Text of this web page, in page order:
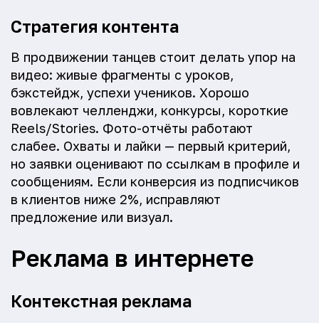
Стратегия контента
В продвижении танцев стоит делать упор на
видео: живые фрагменты с уроков,
бэкстейдж, успехи учеников. Хорошо
вовлекают челленджи, конкурсы, короткие
Reels/Stories. Фото-отчёты работают
слабее. Охваты и лайки — первый критерий,
но заявки оценивают по ссылкам в профиле и
сообщениям. Если конверсия из подписчиков
в клиентов ниже 2%, исправляют
предложение или визуал.
Реклама в интернете
Контекстная реклама